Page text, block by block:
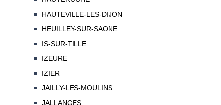
HAUTEVILLE-LES-DIJON
HEUILLEY-SUR-SAONE
IS-SUR-TILLE
IZEURE
IZIER
JAILLY-LES-MOULINS
JALLANGES